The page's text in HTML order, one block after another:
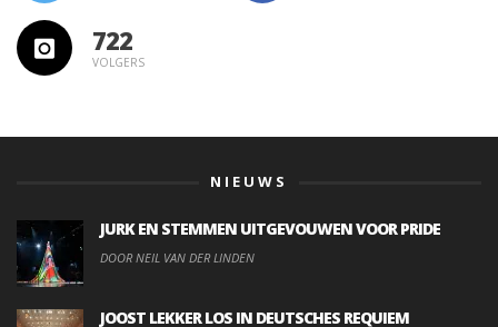
722
VOLGERS
NIEUWS
JURK EN STEMMEN UITGEVOUWEN VOOR PRIDE
DOOR NEIL VAN DER LINDEN
JOOST LEKKER LOS IN DEUTSCHES REQUIEM